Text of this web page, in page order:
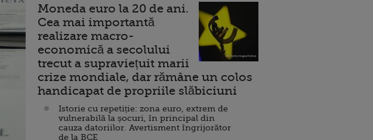
Moneda euro la 20 de ani.
Cea mai importantă
realizare macro-
economică a secolului
trecut a supraviețuit marii
crize mondiale, dar rămâne un colos
handicapat de propriile slăbiciuni
Istorie cu repetiție: zona euro, extrem de
vulnerabilă la șocuri, în principal din
cauza datoriilor. Avertisment îngrijorător
de la BCE